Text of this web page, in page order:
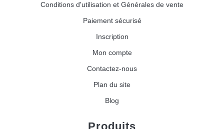
Conditions d'utilisation et Générales de vente
Paiement sécurisé
Inscription
Mon compte
Contactez-nous
Plan du site
Blog
Produits